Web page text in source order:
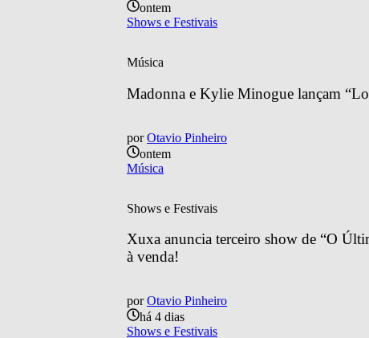
ontem
Shows e Festivais
Música
Madonna e Kylie Minogue lançam
por Otavio Pinheiro
ontem
Música
Shows e Festivais
Xuxa anuncia terceiro show de “O
à venda!
por Otavio Pinheiro
há 4 dias
Shows e Festivais